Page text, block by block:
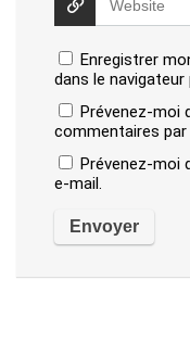
Enregistrer
dans le
Prévenez-moi
commentaires par
Prévenez-moi
e-mail.